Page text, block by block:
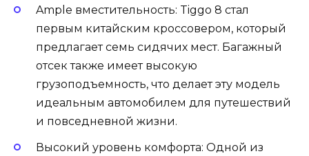
Ample вместительность: Tiggo 8 стал
первым китайским кроссовером, который
предлагает семь сидячих мест. Багажный
отсек также имеет высокую
грузоподъемность, что делает эту модель
идеальным автомобилем для путешествий
и повседневной жизни.
Высокий уровень комфорта: Одной из